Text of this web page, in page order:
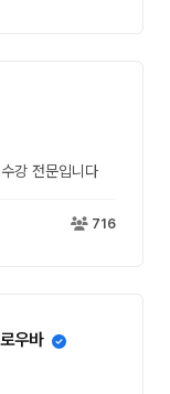
강 전문입니다
716
우바